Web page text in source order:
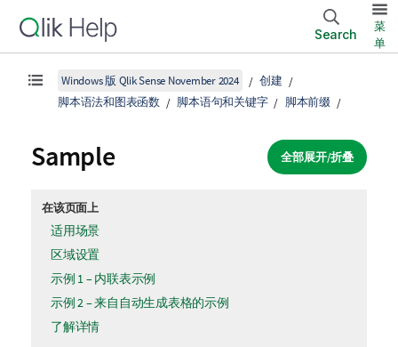
Search
菜
单
Windows 版 Qlik Sense November 2024
创建
脚本语法和图表函数
脚本语句和关键字 脚本前缀
全部展开/折叠
Sample
在该页面上
适用场景
区域设置
示例 1 – 内联表示例
示例 2 – 来自自动生成表格的示例
了解详情